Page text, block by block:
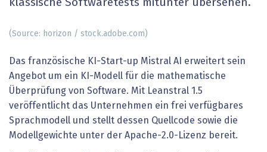
klassische Softwaretests mitunter übersehen.
(Source: horizon / stock.adobe.com)
Das französische KI-Start-up Mistral AI erweitert sein
Angebot um ein KI-Modell für die mathematische
Überprüfung von Software. Mit Leanstral 1.5
veröffentlicht das Unternehmen ein frei verfügbares
Sprachmodell und stellt dessen Quellcode sowie die
Modellgewichte unter der Apache-2.0-Lizenz bereit.